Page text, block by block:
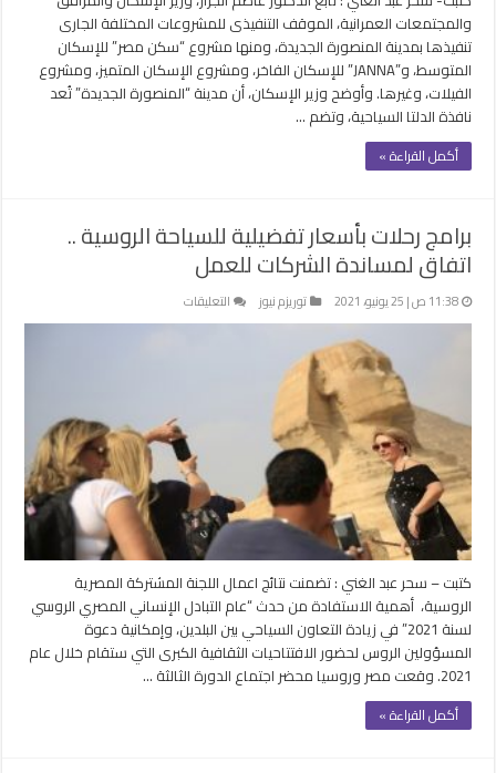
والمجتمعات العمرانية، الموقف التنفيذى للمشروعات المختلفة الجارى
تنفيذها بمدينة المنصورة الجديدة، ومنها مشروع “سكن مصر” للإسكان
المتوسط، و”JANNA” للإسكان الفاخر، ومشروع الإسكان المتميز، ومشروع
الفيلات، وغيرها. وأوضح وزير الإسكان، أن مدينة “المنصورة الجديدة” تُعد
نافذة الدلتا السياحية، وتضم …
أكمل القراءة »
برامج رحلات بأسعار تفضيلية للسياحة الروسية ..
اتفاق لمساندة الشركات للعمل
11:38 ص | 25 يونيو، 2021 توريزم نيوز التعليقات
برامج
..
اتفاق
لمساندة
الشركات
للعمل
مغلقة
كتبت – سحر عبد الغني : تضمنت نتائج اعمال اللجنة المشتركة المصرية
الروسية، أهمية الاستفادة من حدث “عام التبادل الإنساني المصري الروسي
لسنة 2021” في زيادة التعاون السياحي بين البلدين، وإمكانية دعوة
المسؤولين الروس لحضور الافتتاحيات الثقافية الكبرى التي ستقام خلال عام
2021. وقعت مصر وروسيا محضر اجتماع الدورة الثالثة …
أكمل القراءة »